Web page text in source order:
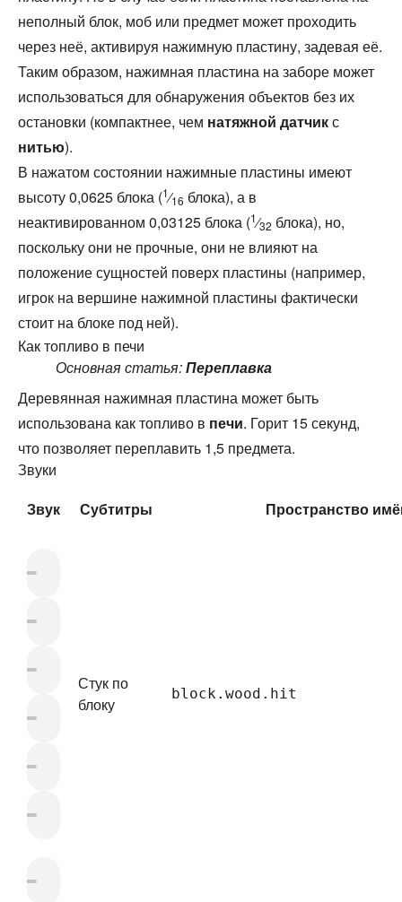
неполный блок, моб или предмет может проходить
через неё, активируя нажимную пластину, задевая её.
Таким образом, нажимная пластина на заборе может
использоваться для обнаружения объектов без их
остановки (компактнее, чем натяжной датчикс
нитью).
В нажатом состоянии нажимные пластины имеют
высоту 0,0625 блока (1⁄16 блока), а в
неактивированном 0,03125 блока (1⁄32 блока), но,
поскольку они не прочные, они не влияют на
положение сущностей поверх пластины (например,
игрок на вершине нажимной пластины фактически
стоит на блоке под ней).
Как топливо в печи
Основная статья:Переплавка
Деревянная нажимная пластина может быть
использована как топливо в печи. Горит 15 секунд,
что позволяет переплавить 1,5 предмета.
Звуки
Звук
Субтитры Пространство
Стук по
блоку
block.wood.hit